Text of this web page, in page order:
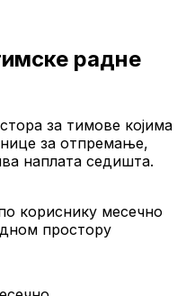
радне
за тимове којима
за отпремање,
наплата седишта.
кориснику месечно
простору